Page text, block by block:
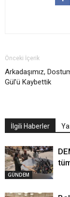
Önceki İçerik
Arkadaşımız,
Gül’ü Kaybettik
İlgili Haberler
GÜNDEM